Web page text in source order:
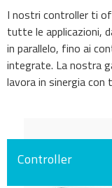
I nostri controller ti
tutte le applicazioni,
in parallelo, fino ai
integrate. La nostra
lavora in sinergia
Controller